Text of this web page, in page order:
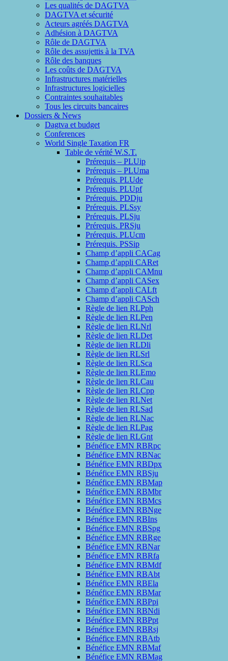
Les qualités de DAGTVA
DAGTVA et sécurité
Acteurs agréés DAGTVA
Adhésion à DAGTVA
Rôle de DAGTVA
Rôle des assujettis à la TVA
Rôle des banques
Les coûts de DAGTVA
Infrastructures matérielles
Infrastructures logicielles
Contraintes souhaitables
Tous les circuits bancaires
Dossiers & News
Dagtva et budget
Conferences
World Single Taxation FR
Table de vérité W.S.T.
Prérequis – PLUip
Prérequis – PLUma
Prérequis. PLUde
Prérequis. PLUpf
Prérequis. PDDju
Prérequis. PLSsy
Prérequis. PLSju
Prérequis. PRSju
Prérequis. PLUcm
Prérequis. PSSip
Champ d’appli CACag
Champ d’appli CARet
Champ d’appli CAMnu
Champ d’appli CASex
Champ d’appli CALft
Champ d’appli CASch
Règle de lien RLPph
Règle de lien RLPen
Règle de lien RLNrl
Règle de lien RLDet
Règle de lien RLDli
Règle de lien RLSrl
Règle de lien RLSca
Règle de lien RLEmo
Règle de lien RLCau
Règle de lien RLCpp
Règle de lien RLNet
Règle de lien RLSad
Règle de lien RLNac
Règle de lien RLPag
Règle de lien RLGnt
Bénéfice EMN RBRpc
Bénéfice EMN RBNac
Bénéfice EMN RBDpx
Bénéfice EMN RBSju
Bénéfice EMN RBMap
Bénéfice EMN RBMbr
Bénéfice EMN RBMcs
Bénéfice EMN RBNge
Bénéfice EMN RBIns
Bénéfice EMN RBSpg
Bénéfice EMN RBRge
Bénéfice EMN RBNar
Bénéfice EMN RBRfa
Bénéfice EMN RBMdf
Bénéfice EMN RBAbt
Bénéfice EMN RBEla
Bénéfice EMN RBMar
Bénéfice EMN RBPpi
Bénéfice EMN RBNdi
Bénéfice EMN RBPpt
Bénéfice EMN RBRsj
Bénéfice EMN RBAtb
Bénéfice EMN RBMaf
Bénéfice EMN RBMag